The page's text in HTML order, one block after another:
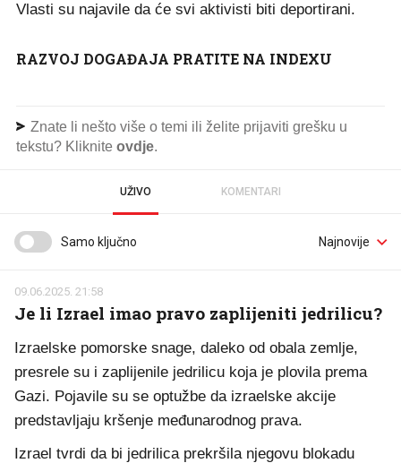
Vlasti su najavile da će svi aktivisti biti deportirani.
RAZVOJ DOGAĐAJA PRATITE NA INDEXU
Znate li nešto više o temi ili želite prijaviti grešku u
tekstu? Kliknite ovdje.
UŽIVO KOMENTARI
Samo ključno
09.06.2025. 21:58
Je li Izrael imao pravo zaplijeniti jedrilicu?
Izraelske pomorske snage, daleko od obala zemlje,
presrele su i zaplijenile jedrilicu koja je plovila prema
Gazi. Pojavile su se optužbe da izraelske akcije
predstavljaju kršenje međunarodnog prava.
Izrael tvrdi da bi jedrilica prekršila njegovu blokadu